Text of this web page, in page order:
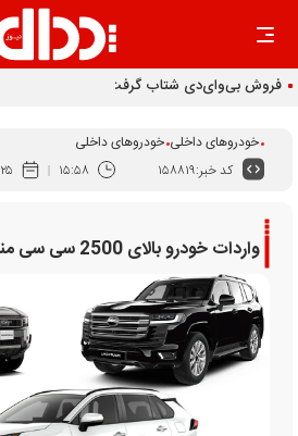
فروش بی‌وای‌دی شتاب گرفت
خودروهای داخلی خودروهای داخلی
کد خبر:۱۵۸۸۱۹ ۱۵:۵۸
واردات خودرو بالای 2500 سی سی مناطق آزاد کلید خورد